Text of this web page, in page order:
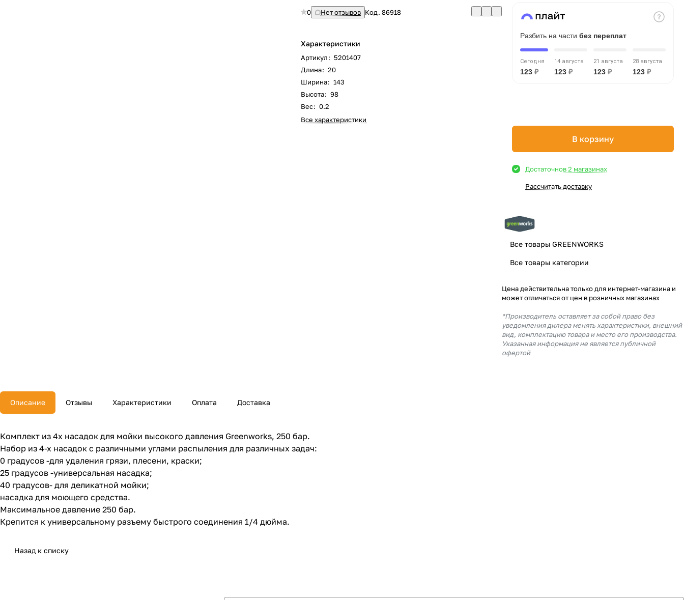
0 Нет отзывов Код.86918
Характеристики
Артикул: 5201407
Длина: 20
Ширина: 143
Высота: 98
Вес: 0.2
Все характеристики
Разбить на части без переплат
Сегодня
123 ₽
14 августа
123 ₽
21 августа
123 ₽
28 августа
123 ₽
В корзину
Достаточнов 2 магазинах
Рассчитать доставку
Все товары GREENWORKS
Все товары категории
Цена действительна только для интернет-магазина и
может отличаться от цен в розничных магазинах
*Производитель оставляет за собой право без
уведомления дилера менять характеристики, внешний
вид, комплектацию товара и место его производства.
Указанная информация не является публичной
офертой
Описание Отзывы Характеристики Оплата Доставка
Комплект из 4х насадок для мойки высокого давления Greenworks, 250 бар.
Набор из 4-х насадок с различными углами распыления для различных задач:
0 градусов -для удаления грязи, плесени, краски;
25 градусов -универсальная насадка;
40 градусов- для деликатной мойки;
насадка для моющего средства.
Максимальное давление 250 бар.
Крепится к универсальному разъему быстрого соединения 1/4 дюйма.
Назад к списку
Добавляйте товарыв корзину
Оплачивайте сегодня только
% картой любого банка
Получайте товарвыбранный способом